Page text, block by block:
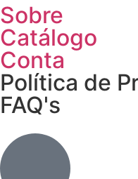
Sobre
Catálogo
Conta
Política de
FAQ's